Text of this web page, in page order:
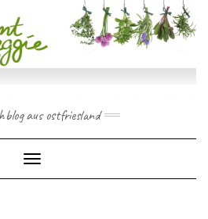
aus ostfriesland
Toggle Navigation